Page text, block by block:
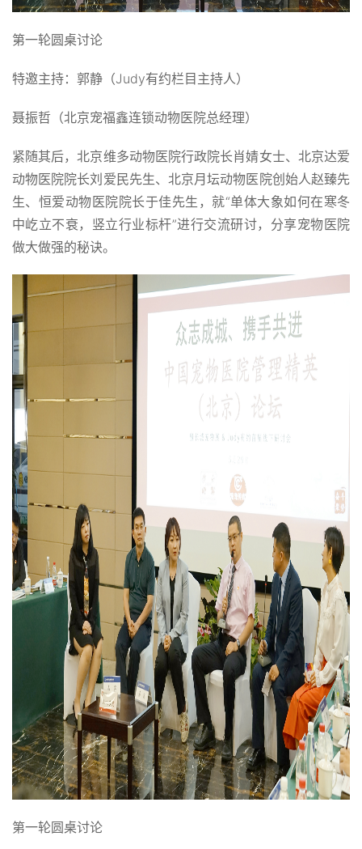
第一轮圆桌讨论
特邀主持：郭静（Judy有约栏目主持人）
聂振哲（北京宠福鑫连锁动物医院总经理）
紧随其后，北京维多动物医院行政院长肖婧女士、北京达爱
动物医院院长刘爱民先生、北京月坛动物医院创始人赵臻先
生、恒爱动物医院院长于佳先生，就“单体大象如何在寒冬
中屹立不衰，竖立行业标杆”进行交流研讨，分享宠物医院
做大做强的秘诀。
第一轮圆桌讨论